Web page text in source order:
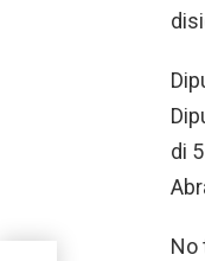
di
No